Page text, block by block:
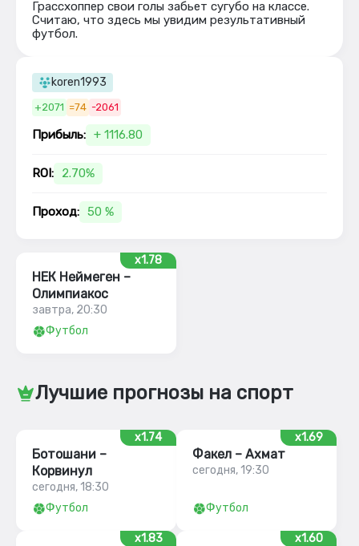
Грассхоппер свои голы забьет сугубо на классе.
Считаю, что здесь мы увидим результативный
футбол.
koren1993
+2071 =74 -2061
Прибыль: + 1116.80
ROI: 2.70%
Проход: 50 %
x1.78
НЕК Неймеген –
Олимпиакос
завтра, 20:30
Футбол
Лучшие прогнозы на спорт
x1.74
Ботошани –
Корвинул
сегодня, 18:30
Футбол
x1.69
Факел – Ахмат
сегодня, 19:30
Футбол
x1.83 x1.60